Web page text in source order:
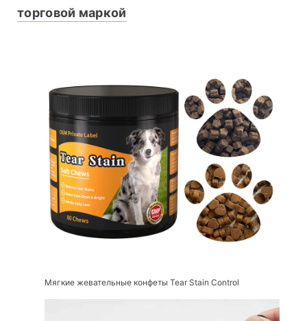
торговой маркой
Мягкие жевательные конфеты Tear Stain Control